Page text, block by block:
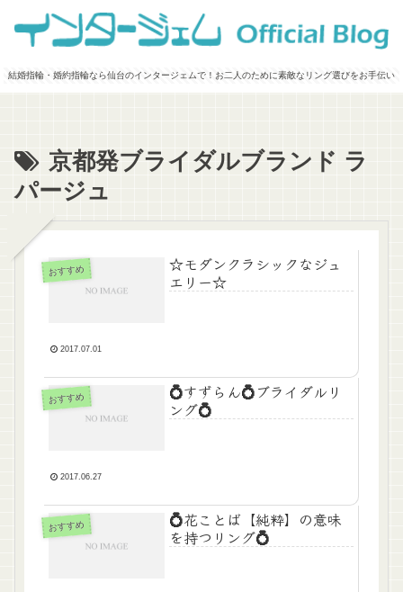
結婚指輪・婚約指輪なら仙台のインタージェムで！お二人のために素敵なリング選びをお手伝い
京都発ブライダルブランド ラ
パージュ
おすすめ
☆モダンクラシックなジュ
エリー☆
2017.07.01
おすすめ
💍すずらん💍ブライダルリ
ング💍
2017.06.27
おすすめ
💍花ことば【純粋】の意味
を持つリング💍